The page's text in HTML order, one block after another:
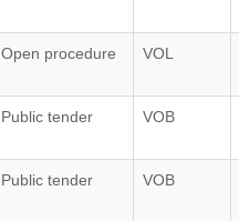
Open procedure VOL
Public tender VOB
Public tender VOB